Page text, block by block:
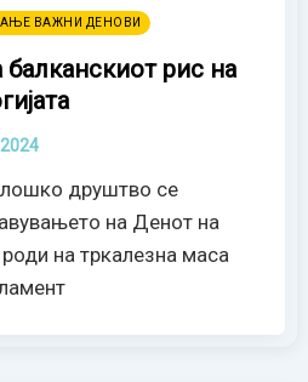
ВАЖНИ ДЕНОВИ
рис на
друштво се
на Денот на
роди на тркалезна маса